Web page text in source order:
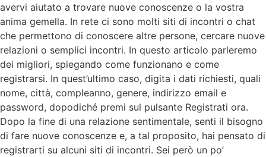
avervi aiutato a trovare nuove conoscenze o la vostra
anima gemella. In rete ci sono molti siti di incontri o chat
che permettono di conoscere altre persone, cercare nuove
relazioni o semplici incontri. In questo articolo parleremo
dei migliori, spiegando come funzionano e come
registrarsi. In quest’ultimo caso, digita i dati richiesti, quali
nome, città, compleanno, genere, indirizzo email e
password, dopodiché premi sul pulsante Registrati ora.
Dopo la fine di una relazione sentimentale, senti il bisogno
di fare nuove conoscenze e, a tal proposito, hai pensato di
registrarti su alcuni siti di incontri. Sei però un po’